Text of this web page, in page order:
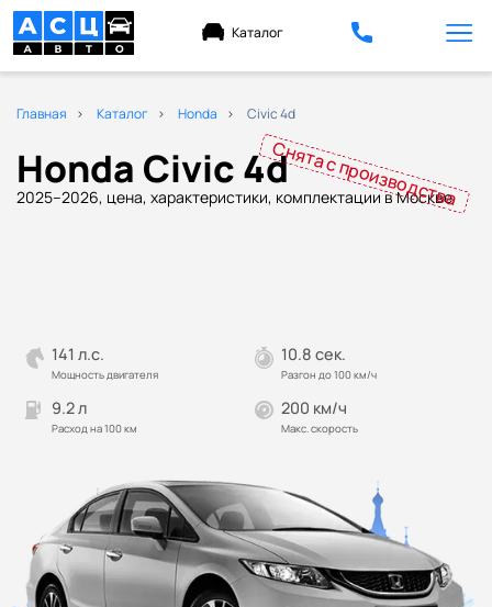
Каталог
Главная Каталог Honda Civic 4d
Honda Civic 4d
2025–2026, цена, характеристики, комплектации в Москве
Снята с производства
141 л.с.
Мощность двигателя
10.8 сек.
Разгон до 100 км/ч
9.2 л
Расход на 100 км
200 км/ч
Макс. скорость